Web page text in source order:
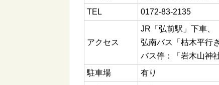
TEL
0172-83-2135
アクセス
JR「弘前駅」下車、
弘南バス「枯木平行
バス停：「岩木山神
駐車場
有り